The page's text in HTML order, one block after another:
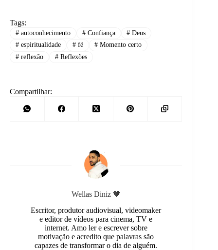
Tags:
#autoconhecimento #Confiança # Deus
#espiritualidade #fé # Momento certo
#reflexão #Reflexões
Compartilhar:
Wellas Diniz 🧡
Escritor, produtor audiovisual, videomaker
e editor de vídeos para cinema, TV e
internet. Amo ler e escrever sobre
motivação e acredito que palavras são
capazes de transformar o dia de alguém.